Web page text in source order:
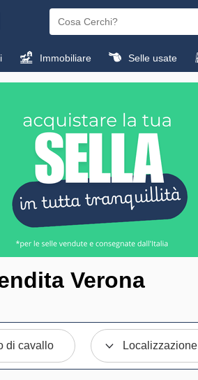
Immobiliare Selle usate
Verona
di cavallo Localizzazione